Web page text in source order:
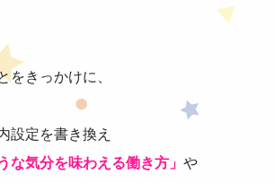
をきっかけに、
設定を書き換え
な気分を味わえる働き方」や